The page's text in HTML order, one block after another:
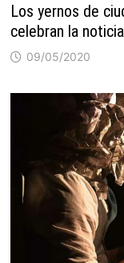
Los yernos de
celebran la noticia
09/05/2020